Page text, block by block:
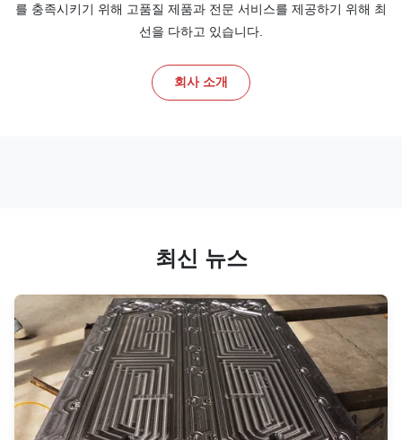
를 충족시키기 위해 고품질 제품과 전문 서비스를 제공하기 위해 최
선을 다하고 있습니다.
회사 소개
최신 뉴스